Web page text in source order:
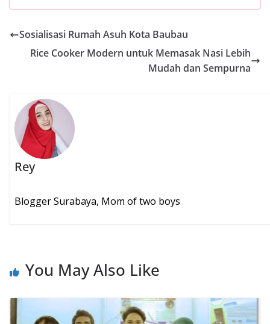
e
b
o
itt
er
ai
l
at
s
A
er
e
st
ar
e
Sosialisasi Rumah Asuh Kota Baubau
Rice Cooker Modern untuk Memasak Nasi Lebih
Mudah dan Sempurna
Rey
Blogger Surabaya, Mom of two boys
You May Also Like